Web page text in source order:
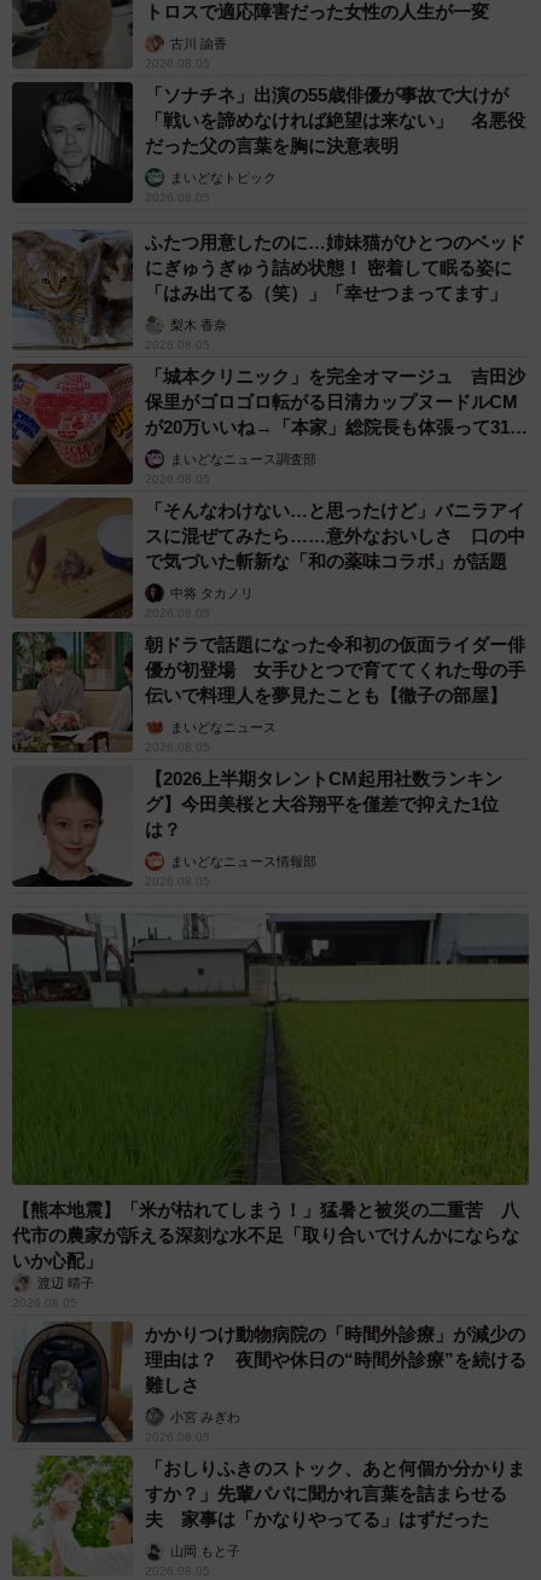
トロスで適応障害だった女性の人生が一変
古川 諭香
2026.08.05
「ソナチネ」出演の55歳俳優が事故で大けが
「戦いを諦めなければ絶望は来ない」 名悪役
だった父の言葉を胸に決意表明
まいどなトピック
2026.08.05
ふたつ用意したのに…姉妹猫がひとつのベッド
にぎゅうぎゅう詰め状態！ 密着して眠る姿に
「はみ出てる（笑）」「幸せつまってます」
梨木 香奈
2026.08.05
「城本クリニック」を完全オマージュ 吉田沙
保里がゴロゴロ転がる日清カップヌードルCM
が20万いいね→「本家」総院長も体張って31万
いいねまいどなニュース調査部
2026.08.05
「そんなわけない…と思ったけど」バニラアイ
スに混ぜてみたら……意外なおいしさ 口の中
で気づいた斬新な「和の薬味コラボ」が話題
中将 タカノリ
2026.08.05
朝ドラで話題になった令和初の仮面ライダー俳
優が初登場 女手ひとつで育ててくれた母の手
伝いで料理人を夢見たことも【徹子の部屋】
まいどなニュース
2026.08.05
【2026上半期タレントCM起用社数ランキン
グ】今田美桜と大谷翔平を僅差で抑えた1位
は？
まいどなニュース情報部
2026.08.05
【熊本地震】「米が枯れてしまう！」猛暑と被災の二重苦 八
代市の農家が訴える深刻な水不足「取り合いでけんかにならな
いか心配」
渡辺 晴子
2026.08.05
かかりつけ動物病院の「時間外診療」が減少の
理由は？ 夜間や休日の“時間外診療”を続ける
難しさ
小宮 みぎわ
2026.08.05
「おしりふきのストック、あと何個か分かりま
すか？」先輩パパに聞かれ言葉を詰まらせる
夫 家事は「かなりやってる」はずだった
山岡 もと子
2026.08.05